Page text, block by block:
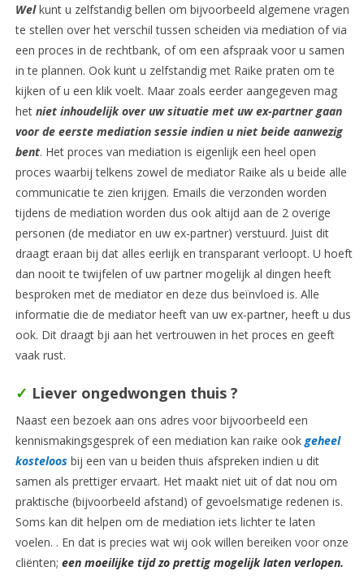
Wel kunt u zelfstandig bellen om bijvoorbeeld algemene vragen
te stellen over het verschil tussen scheiden via mediation of via
een proces in de rechtbank, of om een afspraak voor u samen
in te plannen. Ook kunt u zelfstandig met Raike praten om te
kijken of u een klik voelt. Maar zoals eerder aangegeven mag
het niet inhoudelijk over uw situatie met uw ex-partner gaan
voor de eerste mediation sessie indien u niet beide aanwezig
bent. Het proces van mediation is eigenlijk een heel open
proces waarbij telkens zowel de mediator Raike als u beide alle
communicatie te zien krijgen. Emails die verzonden worden
tijdens de mediation worden dus ook altijd aan de 2 overige
personen (de mediator en uw ex-partner) verstuurd. Juist dit
draagt eraan bij dat alles eerlijk en transparant verloopt. U hoeft
dan nooit te twijfelen of uw partner mogelijk al dingen heeft
besproken met de mediator en deze dus beïnvloed is. Alle
informatie die de mediator heeft van uw ex-partner, heeft u dus
ook. Dit draagt bji aan het vertrouwen in het proces en geeft
vaak rust.
✓ Liever ongedwongen thuis ?
Naast een bezoek aan ons adres voor bijvoorbeeld een
kennismakingsgesprek of een mediation kan raike ook geheel
kosteloos bij een van u beiden thuis afspreken indien u dit
samen als prettiger ervaart. Het maakt niet uit of dat nou om
praktische (bijvoorbeeld afstand) of gevoelsmatige redenen is.
Soms kan dit helpen om de mediation iets lichter te laten
voelen. . En dat is precies wat wij ook willen bereiken voor onze
cliënten; een moeilijke tijd zo prettig mogelijk laten verlopen.